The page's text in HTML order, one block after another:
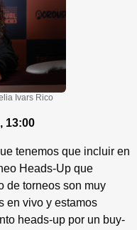
Ivars Rico
13:00
tenemos que incluir en
Heads-Up que
de torneos son muy
en vivo y estamos
heads-up por un buy-